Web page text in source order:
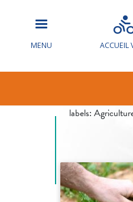
MENU ACCUEIL
labels: